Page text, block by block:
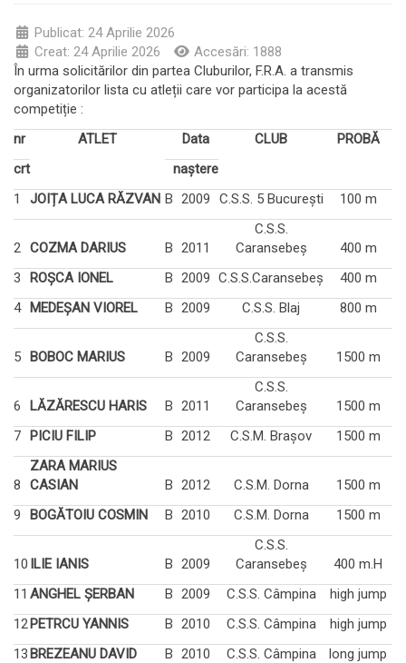
Publicat: 24 Aprilie 2026
Creat: 24 Aprilie 2026
Accesări: 1888
În urma solicitărilor din partea Cluburilor, F.R.A. a transmis
organizatorilor lista cu atleții care vor participa la acestă
competiție :
nr
ATLET Data CLUB
PROBĂ
crt
naștere
1
JOIȚA LUCA RĂZVAN B 2009 C.S.S. 5 București 100 m
2 COZMA DARIUS B 2011
C.S.S.
Caransebeș
400 m
3
ROȘCA IONEL B 2009 C.S.S.Caransebeș
400 m
4
MEDEȘAN VIOREL B 2009 C.S.S. Blaj 800 m
5 BOBOC MARIUS B 2009
C.S.S.
Caransebeș
1500 m
6 LĂZĂRESCU HARIS B 2011
C.S.S.
Caransebeș
1500 m
7
PICIU FILIP B 2012 C.S.M. Brașov 1500 m
8
ZARA MARIUS
CASIAN
B 2012 C.S.M. Dorna
1500 m
9
BOGĂTOIU COSMIN B 2010 C.S.M. Dorna 1500 m
10 ILIE IANIS B 2009
C.S.S.
Caransebeș
400 m.H
11 ANGHEL ȘERBAN B 2009 C.S.S. Câmpina
high jump
12 PETRCU YANNIS B 2010 C.S.S. Câmpina
high jump
13 BREZEANU DAVID B 2010 C.S.S. Câmpina
long jump